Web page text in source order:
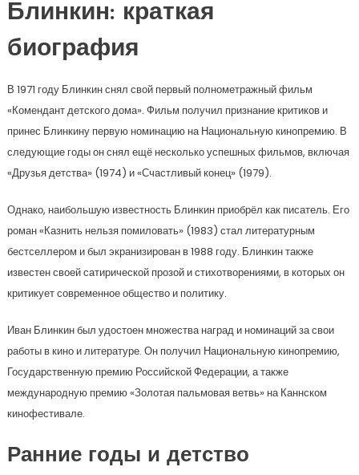
Блинкин: краткая
биография
В 1971 году Блинкин снял свой первый полнометражный фильм
«Комендант детского дома». Фильм получил признание критиков и
принес Блинкину первую номинацию на Национальную кинопремию. В
следующие годы он снял ещё несколько успешных фильмов, включая
«Друзья детства» (1974) и «Счастливый конец» (1979).
Однако, наибольшую известность Блинкин приобрёл как писатель. Его
роман «Казнить нельзя помиловать» (1983) стал литературным
бестселлером и был экранизирован в 1988 году. Блинкин также
известен своей сатирической прозой и стихотворениями, в которых он
критикует современное общество и политику.
Иван Блинкин был удостоен множества наград и номинаций за свои
работы в кино и литературе. Он получил Национальную кинопремию,
Государственную премию Российской Федерации, а также
международную премию «Золотая пальмовая ветвь» на Каннском
кинофестивале.
Ранние годы и детство